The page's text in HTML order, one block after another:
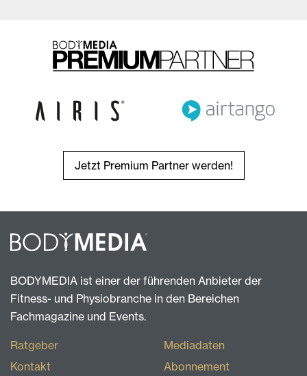
Jetzt Premium Partner werden!
BODYMEDIA ist einer der führenden Anbieter der
Fitness- und Physiobranche in den Bereichen
Fachmagazine und Events.
Ratgeber
Kontakt
Mediadaten
Abonnement